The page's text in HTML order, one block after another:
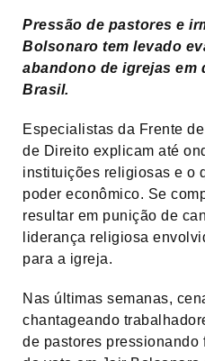
Pressão de pastores e
Bolsonaro tem levado
abandono de igrejas em
Brasil.
Especialistas da Frente
de Direito explicam até
instituições religiosas e o
poder econômico. Se
resultar em punição de
liderança religiosa
para a igreja.
Nas últimas semanas,
chantageando
de pastores pressionando